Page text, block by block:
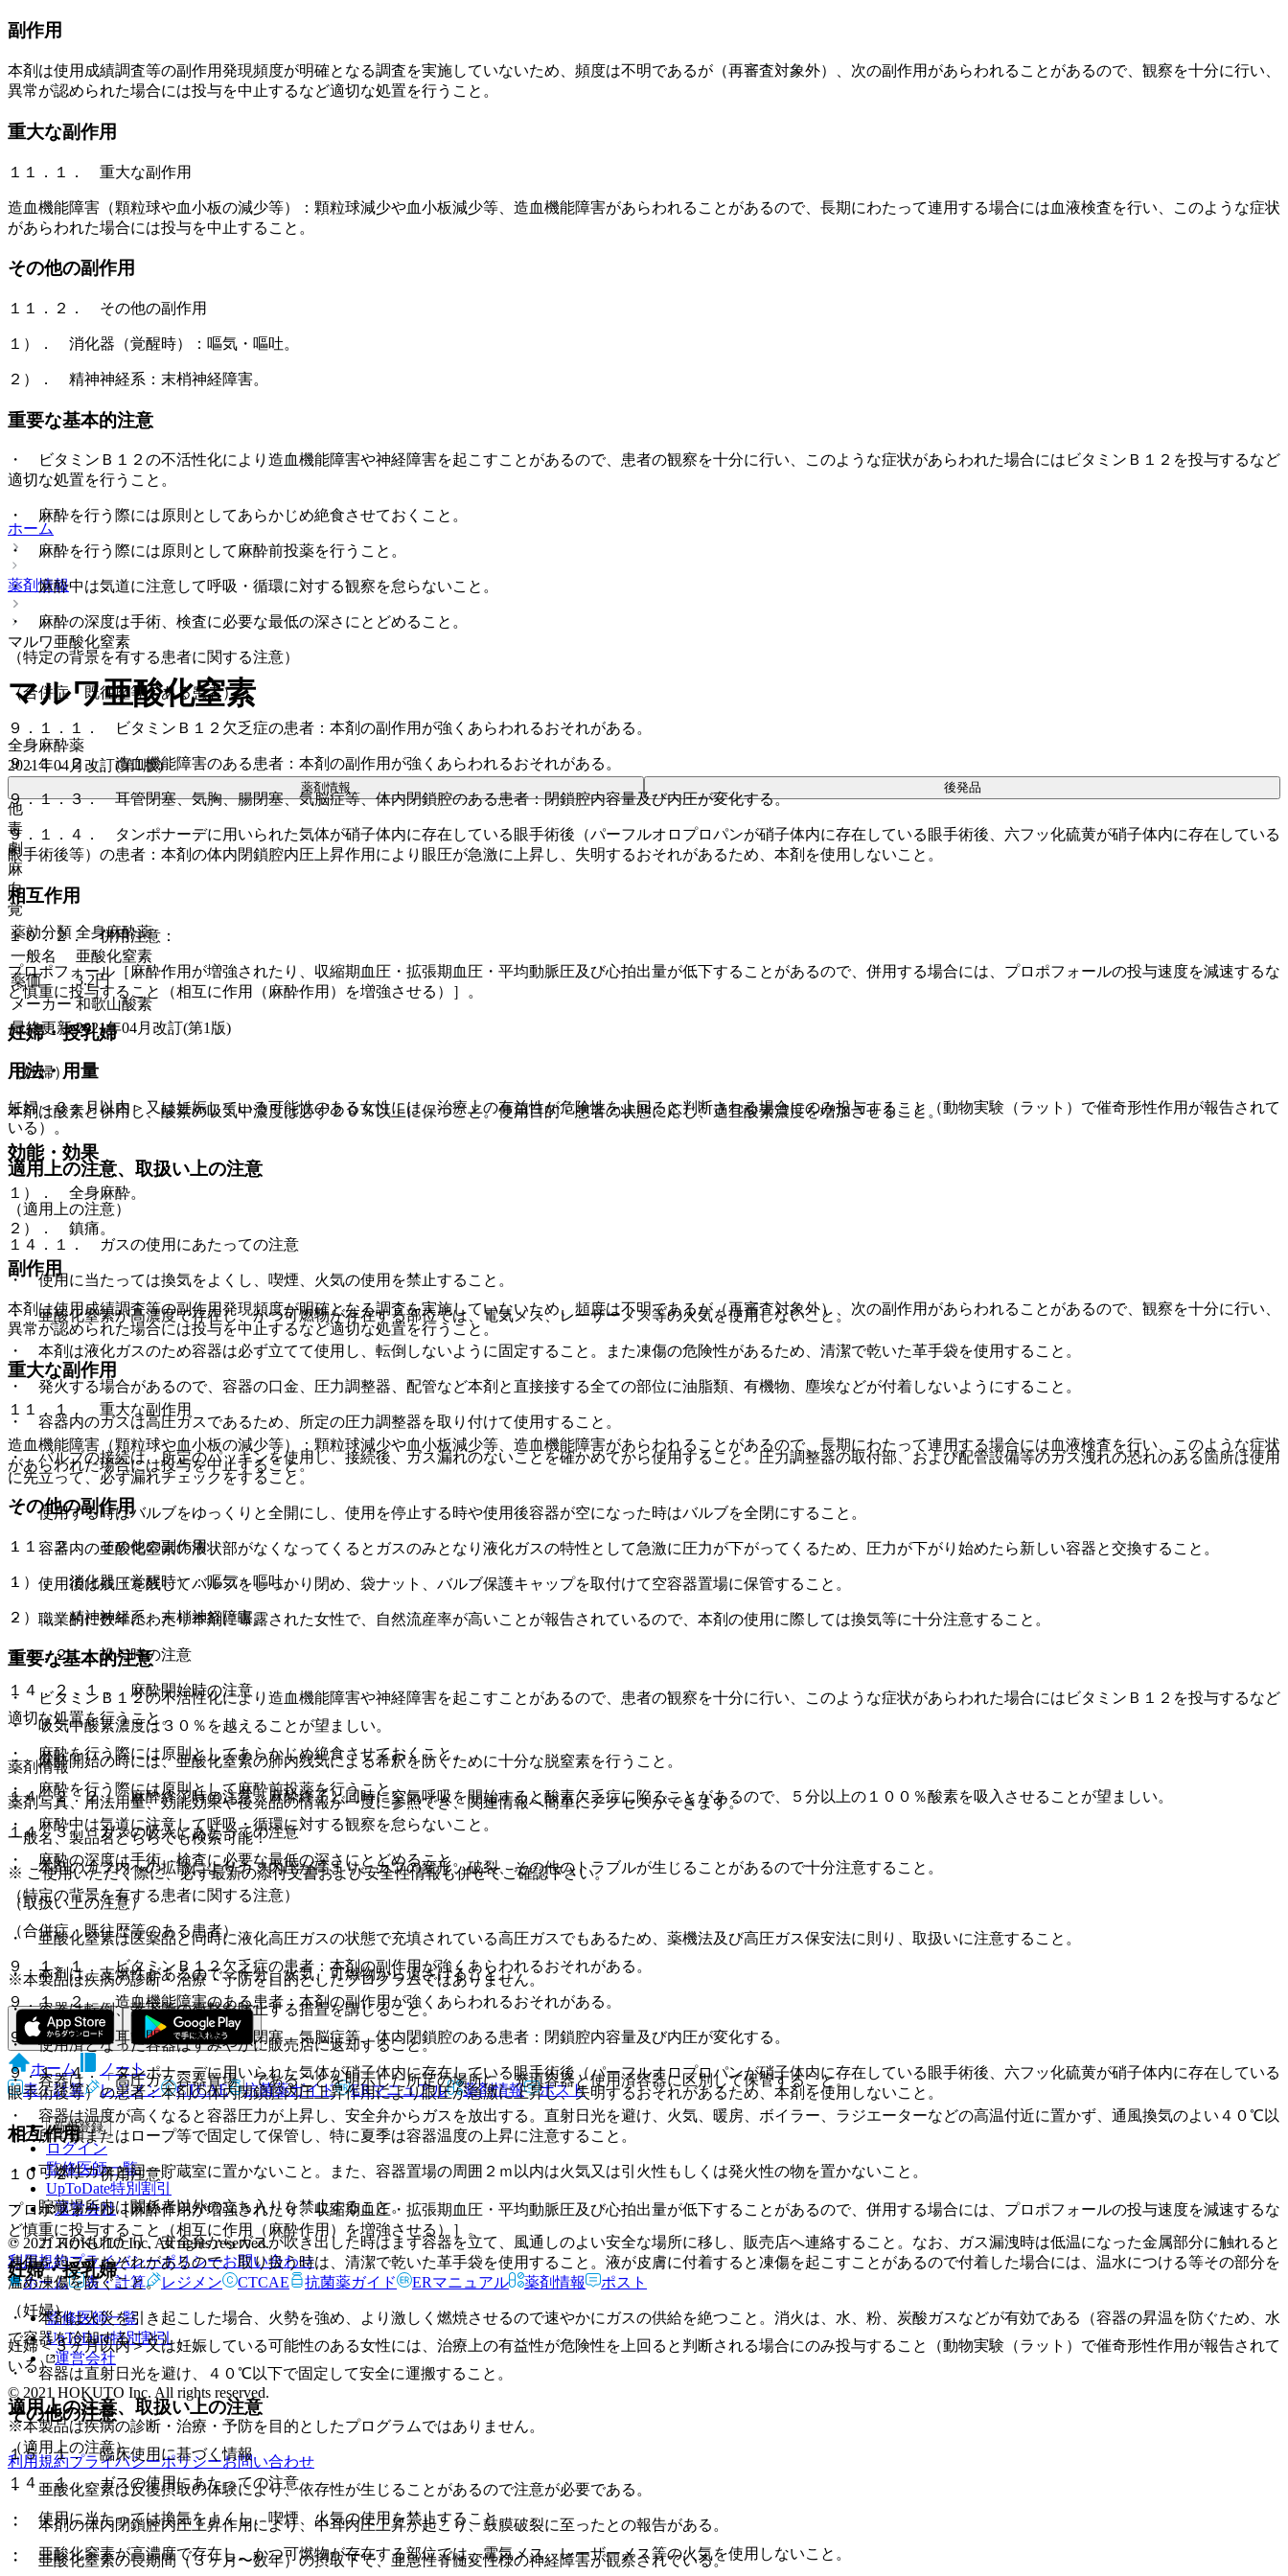
副作用
本剤は使用成績調査等の副作用発現頻度が明確となる調査を実施していないため、頻度は不明であるが（再審査対象外）、次の副作用があらわれることがあるので、観察を十分に行い、
異常が認められた場合には投与を中止するなど適切な処置を行うこと。
重大な副作用
１１．１． 重大な副作用
造血機能障害（顆粒球や血小板の減少等）：顆粒球減少や血小板減少等、造血機能障害があらわれることがあるので、長期にわたって連用する場合には血液検査を行い、このような症状
があらわれた場合には投与を中止すること。
その他の副作用
１１．２． その他の副作用
１）． 消化器（覚醒時）：嘔気・嘔吐。
２）． 精神神経系：末梢神経障害。
重要な基本的注意
・ ビタミンＢ１２の不活性化により造血機能障害や神経障害を起こすことがあるので、患者の観察を十分に行い、このような症状があらわれた場合にはビタミンＢ１２を投与するなど
適切な処置を行うこと。
・ 麻酔を行う際には原則としてあらかじめ絶食させておくこと。
・ 麻酔を行う際には原則として麻酔前投薬を行うこと。
・ 麻酔中は気道に注意して呼吸・循環に対する観察を怠らないこと。
・ 麻酔の深度は手術、検査に必要な最低の深さにとどめること。
（特定の背景を有する患者に関する注意）
（合併症・既往歴等のある患者）
９．１．１． ビタミンＢ１２欠乏症の患者：本剤の副作用が強くあらわれるおそれがある。
９．１．２． 造血機能障害のある患者：本剤の副作用が強くあらわれるおそれがある。
９．１．３． 耳管閉塞、気胸、腸閉塞、気脳症等、体内閉鎖腔のある患者：閉鎖腔内容量及び内圧が変化する。
９．１．４． タンポナーデに用いられた気体が硝子体内に存在している眼手術後（パーフルオロプロパンが硝子体内に存在している眼手術後、六フッ化硫黄が硝子体内に存在している
眼手術後等）の患者：本剤の体内閉鎖腔内圧上昇作用により眼圧が急激に上昇し、失明するおそれがあるため、本剤を使用しないこと。
相互作用
１０．２． 併用注意：
プロポフォール［麻酔作用が増強されたり、収縮期血圧・拡張期血圧・平均動脈圧及び心拍出量が低下することがあるので、併用する場合には、プロポフォールの投与速度を減速するな
ど慎重に投与すること（相互に作用（麻酔作用）を増強させる）］。
妊婦・授乳婦
（妊婦）
妊婦＜３ヶ月以内＞又は妊娠している可能性のある女性には、治療上の有益性が危険性を上回ると判断される場合にのみ投与すること（動物実験（ラット）で催奇形性作用が報告されて
いる）。
適用上の注意、取扱い上の注意
（適用上の注意）
１４．１． ガスの使用にあたっての注意
・ 使用に当たっては換気をよくし、喫煙、火気の使用を禁止すること。
・ 亜酸化窒素が高濃度で存在し、かつ可燃物が存在する部位では、電気メス、レーザーメス等の火気を使用しないこと。
・ 本剤は液化ガスのため容器は必ず立てて使用し、転倒しないように固定すること。また凍傷の危険性があるため、清潔で乾いた革手袋を使用すること。
・ 発火する場合があるので、容器の口金、圧力調整器、配管など本剤と直接接する全ての部位に油脂類、有機物、塵埃などが付着しないようにすること。
・ 容器内のガスは高圧ガスであるため、所定の圧力調整器を取り付けて使用すること。
・ バルブの接続は、所定のパッキンを使用し、接続後、ガス漏れのないことを確かめてから使用すること。圧力調整器の取付部、および配管設備等のガス洩れの恐れのある箇所は使用
に先立って、必ず漏れチェックをすること。
・ 使用する時はバルブをゆっくりと全開にし、使用を停止する時や使用後容器が空になった時はバルブを全閉にすること。
・ 容器内の亜酸化窒素の液状部がなくなってくるとガスのみとなり液化ガスの特性として急激に圧力が下がってくるため、圧力が下がり始めたら新しい容器と交換すること。
・ 使用後は残圧を残してバルブをしっかり閉め、袋ナット、バルブ保護キャップを取付けて空容器置場に保管すること。
・ 職業的に数年にわたり本剤に曝露された女性で、自然流産率が高いことが報告されているので、本剤の使用に際しては換気等に十分注意すること。
１４．２． 投与時の注意
１４．２．１． 麻酔開始時の注意
・ 吸気中酸素濃度は３０％を越えることが望ましい。
・ 麻酔開始の時には、亜酸化窒素の肺内残気による希釈を防ぐために十分な脱窒素を行うこと。
１４．２．２． 麻酔終了時の注意：麻酔終了と同時に空気呼吸を開始すると酸素欠乏症に陥ることがあるので、５分以上の１００％酸素を吸入させることが望ましい。
１４．３． ガスの吸入にあたっての注意
・ 本剤のカフ内への拡散によりカフ内圧が高まり、カフの変形、破裂、その他のトラブルが生じることがあるので十分注意すること。
（取扱い上の注意）
・ 亜酸化窒素は医薬品と同時に液化高圧ガスの状態で充填されている高圧ガスでもあるため、薬機法及び高圧ガス保安法に則り、取扱いに注意すること。
・ 本剤は、支燃性があるので、十分、火気、可燃物から遠ざけること。
・ 容器は転倒、落下等の衝撃を防止する措置を講じること。
・ 使用済となった容器はすみやかに販売店に返却すること。
・ 容器は、「高圧ガス容器置場」であることを明示した所定の場所に、充填容器と使用済容器に区別して保管すること。
・ 容器は温度が高くなると容器圧力が上昇し、安全弁からガスを放出する。直射日光を避け、火気、暖房、ボイラー、ラジエーターなどの高温付近に置かず、通風換気のよい４０℃以
下の所で鎖またはロープ等で固定して保管し、特に夏季は容器温度の上昇に注意すること。
・ 可燃性ガスと同一貯蔵室に置かないこと。また、容器置場の周囲２ｍ以内は火気又は引火性もしくは発火性の物を置かないこと。
・ 貯蔵場所内は関係者以外の立ち入りを禁止すること。
・ ガスがもれたり、安全弁からガスが吹き出した時はまず容器を立て、風通しのよい安全な場所に移し、販売店へ連絡すること。なお、ガス漏洩時は低温になった金属部分に触れると
凍傷を起こすおそれがあるので、取り扱う時は、清潔で乾いた革手袋を使用すること。液が皮膚に付着すると凍傷を起こすことがあるので付着した場合には、温水につける等その部分を
温め凍傷を防ぐこと。
・ 本剤は火災を引き起こした場合、火勢を強め、より激しく燃焼させるので速やかにガスの供給を絶つこと。消火は、水、粉、炭酸ガスなどが有効である（容器の昇温を防ぐため、水
で容器を冷却すること）。
・ 容器は直射日光を避け、４０℃以下で固定して安全に運搬すること。
その他の注意
１５．１． 臨床使用に基づく情報
・ 亜酸化窒素は反復摂取の体験により、依存性が生じることがあるので注意が必要である。
・ 本剤の体内閉鎖腔内圧上昇作用により、中耳内圧上昇が起こり、鼓膜破裂に至ったとの報告がある。
・ 亜酸化窒素の長期間（３ヶ月〜数年）の摂取下で、亜急性脊髄変性様の神経障害が観察されている。
ホーム
薬剤情報
マルワ亜酸化窒素
マルワ亜酸化窒素
全身麻酔薬
2021年04月改訂(第1版)
薬剤情報 後発品
他
毒
劇
麻
向
覚
薬効分類 全身麻酔薬
一般名
亜酸化窒素
薬価
3.2円
メーカー 和歌山酸素
最終更新 2021年04月改訂(第1版)
用法・用量
本剤は酸素と併用し、酸素の吸気中濃度は必ず２０％以上に保つこと。使用目的・患者の状態に応じ、適宜酸素濃度を増加させること。
効能・効果
１）． 全身麻酔。
２）． 鎮痛。
副作用
本剤は使用成績調査等の副作用発現頻度が明確となる調査を実施していないため、頻度は不明であるが（再審査対象外）、次の副作用があらわれることがあるので、観察を十分に行い、
異常が認められた場合には投与を中止するなど適切な処置を行うこと。
重大な副作用
１１．１． 重大な副作用
造血機能障害（顆粒球や血小板の減少等）：顆粒球減少や血小板減少等、造血機能障害があらわれることがあるので、長期にわたって連用する場合には血液検査を行い、このような症状
があらわれた場合には投与を中止すること。
その他の副作用
１１．２． その他の副作用
１）． 消化器（覚醒時）：嘔気・嘔吐。
２）． 精神神経系：末梢神経障害。
重要な基本的注意
・ ビタミンＢ１２の不活性化により造血機能障害や神経障害を起こすことがあるので、患者の観察を十分に行い、このような症状があらわれた場合にはビタミンＢ１２を投与するなど
適切な処置を行うこと。
・ 麻酔を行う際には原則としてあらかじめ絶食させておくこと。
・ 麻酔を行う際には原則として麻酔前投薬を行うこと。
・ 麻酔中は気道に注意して呼吸・循環に対する観察を怠らないこと。
・ 麻酔の深度は手術、検査に必要な最低の深さにとどめること。
（特定の背景を有する患者に関する注意）
（合併症・既往歴等のある患者）
９．１．１． ビタミンＢ１２欠乏症の患者：本剤の副作用が強くあらわれるおそれがある。
９．１．２． 造血機能障害のある患者：本剤の副作用が強くあらわれるおそれがある。
９．１．３． 耳管閉塞、気胸、腸閉塞、気脳症等、体内閉鎖腔のある患者：閉鎖腔内容量及び内圧が変化する。
９．１．４． タンポナーデに用いられた気体が硝子体内に存在している眼手術後（パーフルオロプロパンが硝子体内に存在している眼手術後、六フッ化硫黄が硝子体内に存在している
眼手術後等）の患者：本剤の体内閉鎖腔内圧上昇作用により眼圧が急激に上昇し、失明するおそれがあるため、本剤を使用しないこと。
相互作用
１０．２． 併用注意：
プロポフォール［麻酔作用が増強されたり、収縮期血圧・拡張期血圧・平均動脈圧及び心拍出量が低下することがあるので、併用する場合には、プロポフォールの投与速度を減速するな
ど慎重に投与すること（相互に作用（麻酔作用）を増強させる）］。
妊婦・授乳婦
（妊婦）
妊婦＜３ヶ月以内＞又は妊娠している可能性のある女性には、治療上の有益性が危険性を上回ると判断される場合にのみ投与すること（動物実験（ラット）で催奇形性作用が報告されて
いる）。
適用上の注意、取扱い上の注意
（適用上の注意）
１４．１． ガスの使用にあたっての注意
・ 使用に当たっては換気をよくし、喫煙、火気の使用を禁止すること。
・ 亜酸化窒素が高濃度で存在し、かつ可燃物が存在する部位では、電気メス、レーザーメス等の火気を使用しないこと。
薬剤情報
薬剤写真、用法用量、効能効果や後発品の情報が一度に参照でき、関連情報へ簡単にアクセスができます。
一般名、製品名どちらでも検索可能！
※ ご使用いただく際に、必ず最新の添付文書および安全性情報も併せてご確認下さい。
※本製品は疾病の診断・治療・予防を目的としたプログラムではありません。
ホーム
ノート
表・計算
レジメン CTCAE 抗菌薬ガイド ERマニュアル 薬剤情報 ポスト
新規登録
ログイン
監修医師一覧
UpToDate特別割引
運営会社
© 2021 HOKUTO Inc. All rights reserved.
利用規約プライバシーポリシーお問い合わせ
ホーム
表・計算 レジメン CTCAE 抗菌薬ガイド ERマニュアル 薬剤情報 ポスト
監修医師一覧
UpToDate特別割引
運営会社
© 2021 HOKUTO Inc. All rights reserved.
※本製品は疾病の診断・治療・予防を目的としたプログラムではありません。
利用規約プライバシーポリシーお問い合わせ